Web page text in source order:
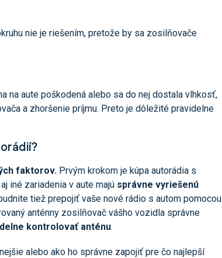
nie je riešením, pretože by sa zosilňovače
na aute poškodená alebo sa do nej dostala vlhkosť,
a zhoršenie príjmu. Preto je dôležité pravidelne
faktorov. Prvým krokom je kúpa autorádia s
iné zariadenia v aute majú správne vyriešenú
tiež prepojiť vaše nové rádio s autom pomocou
anténny zosilňovač vášho vozidla správne
kontrolovať anténu.
alebo ako ho správne zapojiť pre čo najlepší